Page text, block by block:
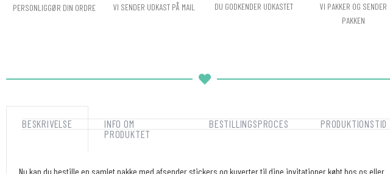
PERSONLIGGØR DIN ORDRE VI SENDER UDKAST PÅ MAIL DU GODKENDER UDKASTET
VI PAKKER OG SENDER
PAKKEN
BESKRIVELSE
INFO OM
PRODUKTET
BESTILLINGSPROCES PRODUKTIONSTID
Nu kan du bestille en samlet pakke med afsender stickers og kuverter til dine invitationer købt hos os eller